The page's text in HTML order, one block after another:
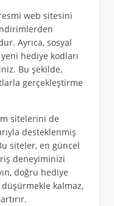
web sitesini
Ayrıca, sosyal
hediye kodları
Bu şekilde,
gerçekleştirme
sitelerini de
desteklenmiş
siteler, en güncel
deneyiminizi
doğru hediye
kalmaz,